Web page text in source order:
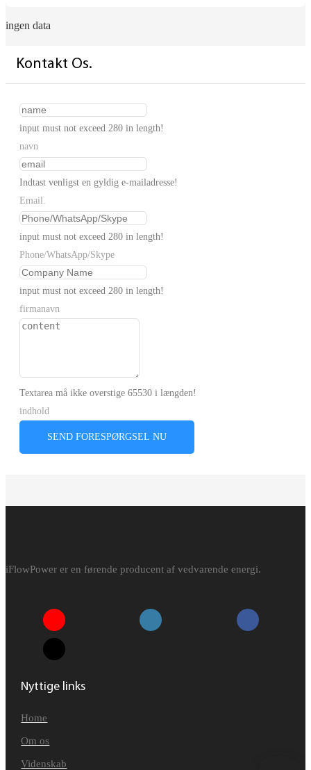
ingen data
Kontakt Os.
input must not exceed 280 in length!
navn
Indtast venligst en gyldig e-mailadresse!
Email.
input must not exceed 280 in length!
Phone/WhatsApp/Skype
input must not exceed 280 in length!
firmanavn
Textarea må ikke overstige 65530 i længden!
indhold
SEND FORESPØRGSEL NU
iFlowPower er en førende producent af vedvarende energi.
Nyttige links
Home
Om os
Videnskab